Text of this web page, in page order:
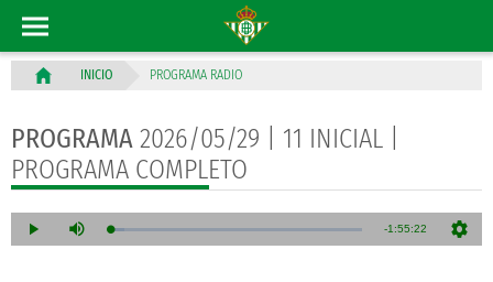
INICIO PROGRAMA RADIO
PROGRAMA 2026/05/29 | 11 INICIAL |
PROGRAMA COMPLETO